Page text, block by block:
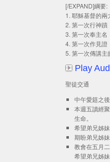
[/EXPAND]綱要:
1. 耶穌基督的兩
2. 第一次行神蹟
3. 第一次奉主名
4. 第一次作見證
5. 第一次傳講主
Play
聖徒交通
中午愛筵之
本週五讀經
生命。
希望弟兄姊
期盼弟兄姊
教會在五月
希望弟兄姊